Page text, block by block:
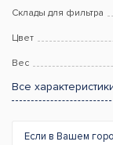
Склады для фильтра
Цвет
Вес
Все
Если в Вашем